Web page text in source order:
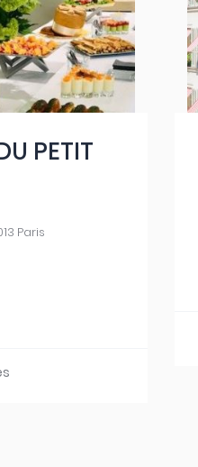
PETIT
Paris